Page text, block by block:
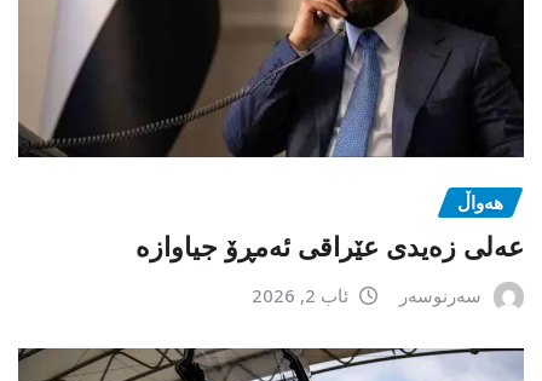
هەواڵ
عەلی زەیدی عێراقی ئەمڕۆ جیاوازە
سەرنوسەر ئاب 2, 2026